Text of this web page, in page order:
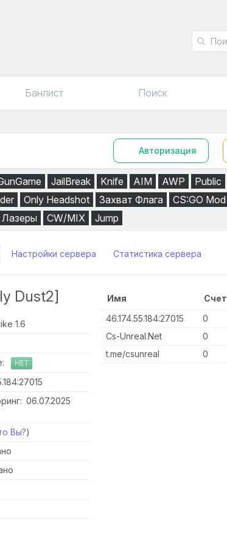
Банлист Поиск
Авторизация
JailBreak Knife AIM AWP Public
Only Headshot Захват Флага CS:GO Mod
CW/MIX Jump
Настройки сервера Статистика сервера
Dust2]
1.6
НЕТ
06.07.2025
Вы?)
Имя Счет
46.174.55.184:27015
0
Cs-Unreal.Net
0
t.me/csunreal
0